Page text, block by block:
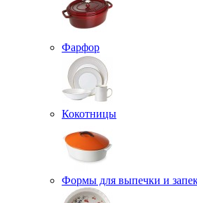
Фарфор
Кокотницы
Формы для выпечки и